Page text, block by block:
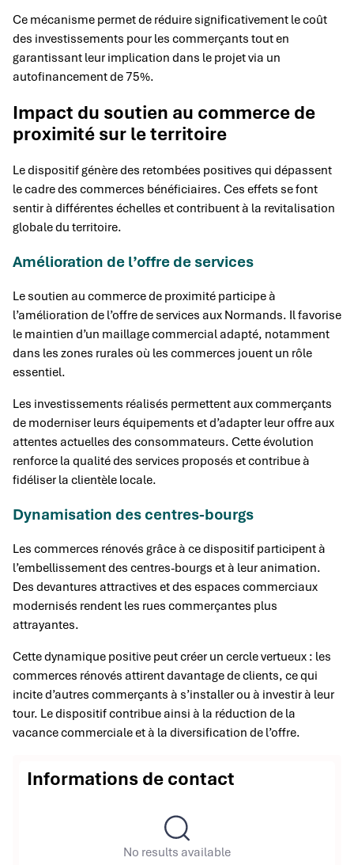
Ce mécanisme permet de réduire significativement le coût
des investissements pour les commerçants tout en
garantissant leur implication dans le projet via un
autofinancement de 75%.
Impact du soutien au commerce de
proximité sur le territoire
Le dispositif génère des retombées positives qui dépassent
le cadre des commerces bénéficiaires. Ces effets se font
sentir à différentes échelles et contribuent à la revitalisation
globale du territoire.
Amélioration de l’offre de services
Le soutien au commerce de proximité participe à
l’amélioration de l’offre de services aux Normands. Il favorise
le maintien d’un maillage commercial adapté, notamment
dans les zones rurales où les commerces jouent un rôle
essentiel.
Les investissements réalisés permettent aux commerçants
de moderniser leurs équipements et d’adapter leur offre aux
attentes actuelles des consommateurs. Cette évolution
renforce la qualité des services proposés et contribue à
fidéliser la clientèle locale.
Dynamisation des centres-bourgs
Les commerces rénovés grâce à ce dispositif participent à
l’embellissement des centres-bourgs et à leur animation.
Des devantures attractives et des espaces commerciaux
modernisés rendent les rues commerçantes plus
attrayantes.
Cette dynamique positive peut créer un cercle vertueux : les
commerces rénovés attirent davantage de clients, ce qui
incite d’autres commerçants à s’installer ou à investir à leur
tour. Le dispositif contribue ainsi à la réduction de la
vacance commerciale et à la diversification de l’offre.
Informations de contact
No results available